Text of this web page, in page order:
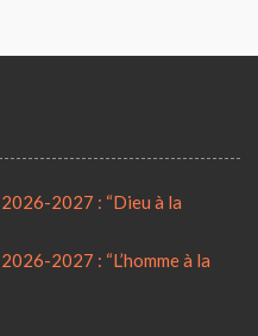
2027 : “Dieu à la
2027 : “L’homme à la